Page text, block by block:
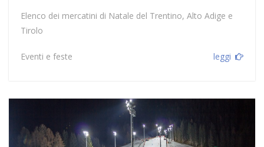
Elenco dei mercatini di Natale del Trentino, Alto Adige e
Tirolo
Eventi e feste leggi